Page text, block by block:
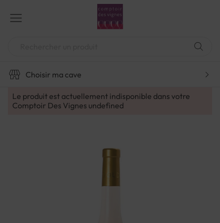
contenu
Choisir ma cave
Le produit est actuellement indisponible dans votre
Comptoir Des Vignes undefined